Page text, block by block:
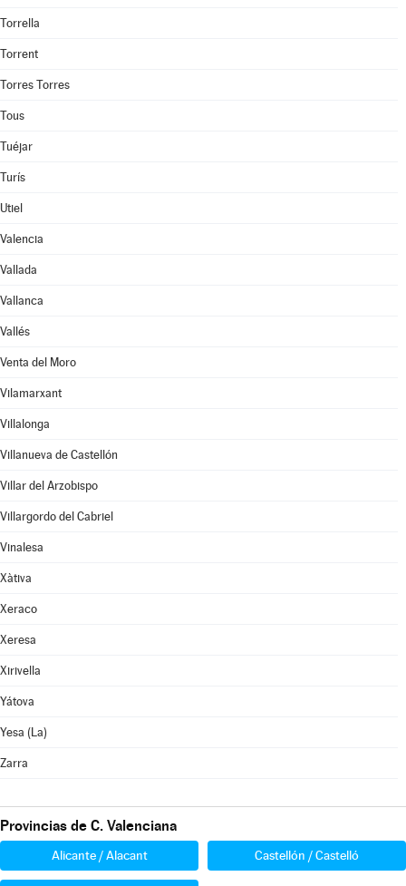
Torrella
Torrent
Torres Torres
Tous
Tuéjar
Turís
Utiel
Valencia
Vallada
Vallanca
Vallés
Venta del Moro
Vilamarxant
Villalonga
Villanueva de Castellón
Villar del Arzobispo
Villargordo del Cabriel
Vinalesa
Xàtiva
Xeraco
Xeresa
Xirivella
Yátova
Yesa (La)
Zarra
Provincias de C. Valenciana
Alicante / Alacant Castellón / Castelló